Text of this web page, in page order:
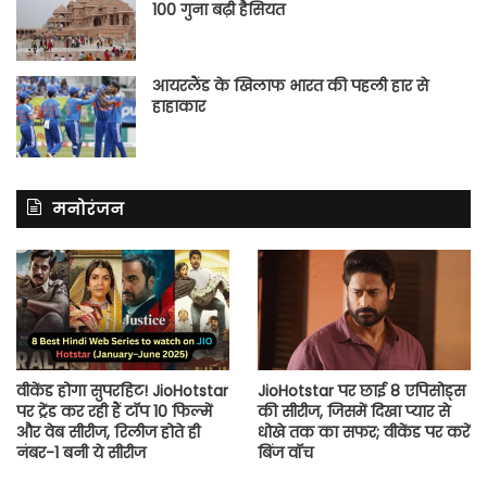
100 गुना बढ़ी हैसियत
आयरलैंड के खिलाफ भारत की पहली हार से
हाहाकार
मनोरंजन
वीकेंड होगा सुपरहिट! JioHotstar
पर ट्रेंड कर रही हैं टॉप 10 फिल्में
और वेब सीरीज, रिलीज होते ही
नंबर-1 बनी ये सीरीज
JioHotstar पर छाई 8 एपिसोड्स
की सीरीज, जिसमें दिखा प्यार से
धोखे तक का सफर; वीकेंड पर करें
बिंज वॉच